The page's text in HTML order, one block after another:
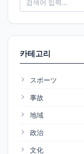
카테고리
スポーツ
事故
地域
政治
文化